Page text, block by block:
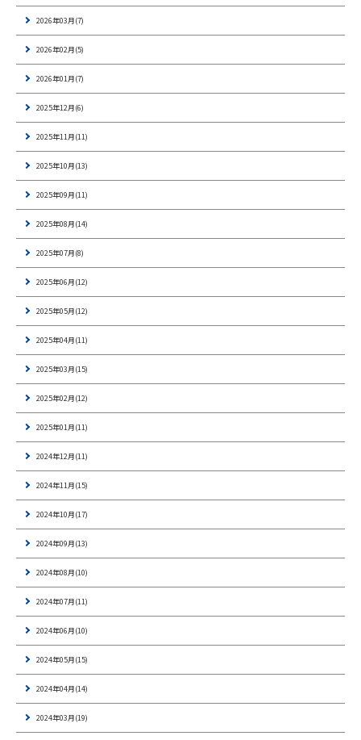
2026年03月(7)
2026年02月(5)
2026年01月(7)
2025年12月(6)
2025年11月(11)
2025年10月(13)
2025年09月(11)
2025年08月(14)
2025年07月(8)
2025年06月(12)
2025年05月(12)
2025年04月(11)
2025年03月(15)
2025年02月(12)
2025年01月(11)
2024年12月(11)
2024年11月(15)
2024年10月(17)
2024年09月(13)
2024年08月(10)
2024年07月(11)
2024年06月(10)
2024年05月(15)
2024年04月(14)
2024年03月(19)